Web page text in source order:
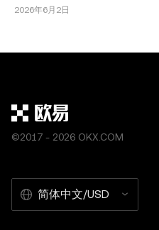
以预定价格买入或卖出某种资产
格波动。这种交易机制因其高回
2026年6月2日
©2017 - 2026 OKX.COM
简体中文/USD